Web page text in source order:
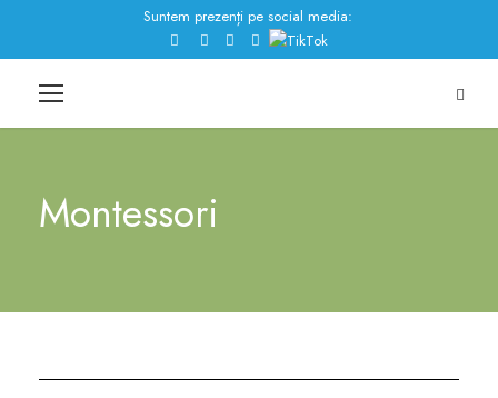
Suntem prezenți pe social media:
Montessori